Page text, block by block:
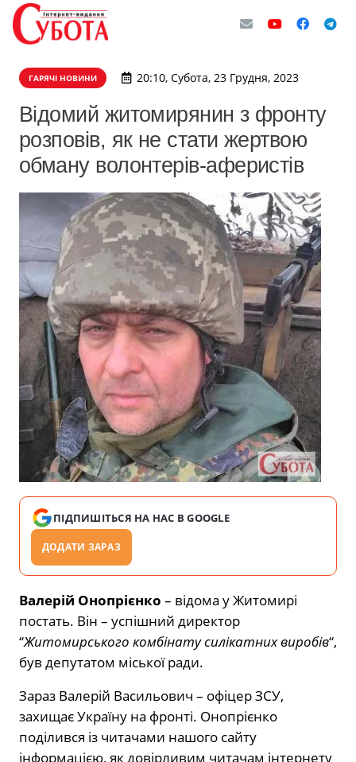
ГАРЯЧІ НОВИНИ 20:10, Субота, 23 Грудня, 2023
Відомий житомирянин з фронту
розповів, як не стати жертвою
обману волонтерів-аферистів
ПІДПИШІТЬСЯ НА НАС В GOOGLE
ДОДАТИ ЗАРАЗ
Валерій Онопрієнко – відома у Житомирі
постать. Він – успішний директор
“Житомирського комбінату силікатних виробів“,
був депутатом міської ради.
Зараз Валерій Васильович – офіцер ЗСУ,
захищає Україну на фронті. Онопрієнко
поділився із читачами нашого сайту
інформацією, як довірливим читачам інтернету